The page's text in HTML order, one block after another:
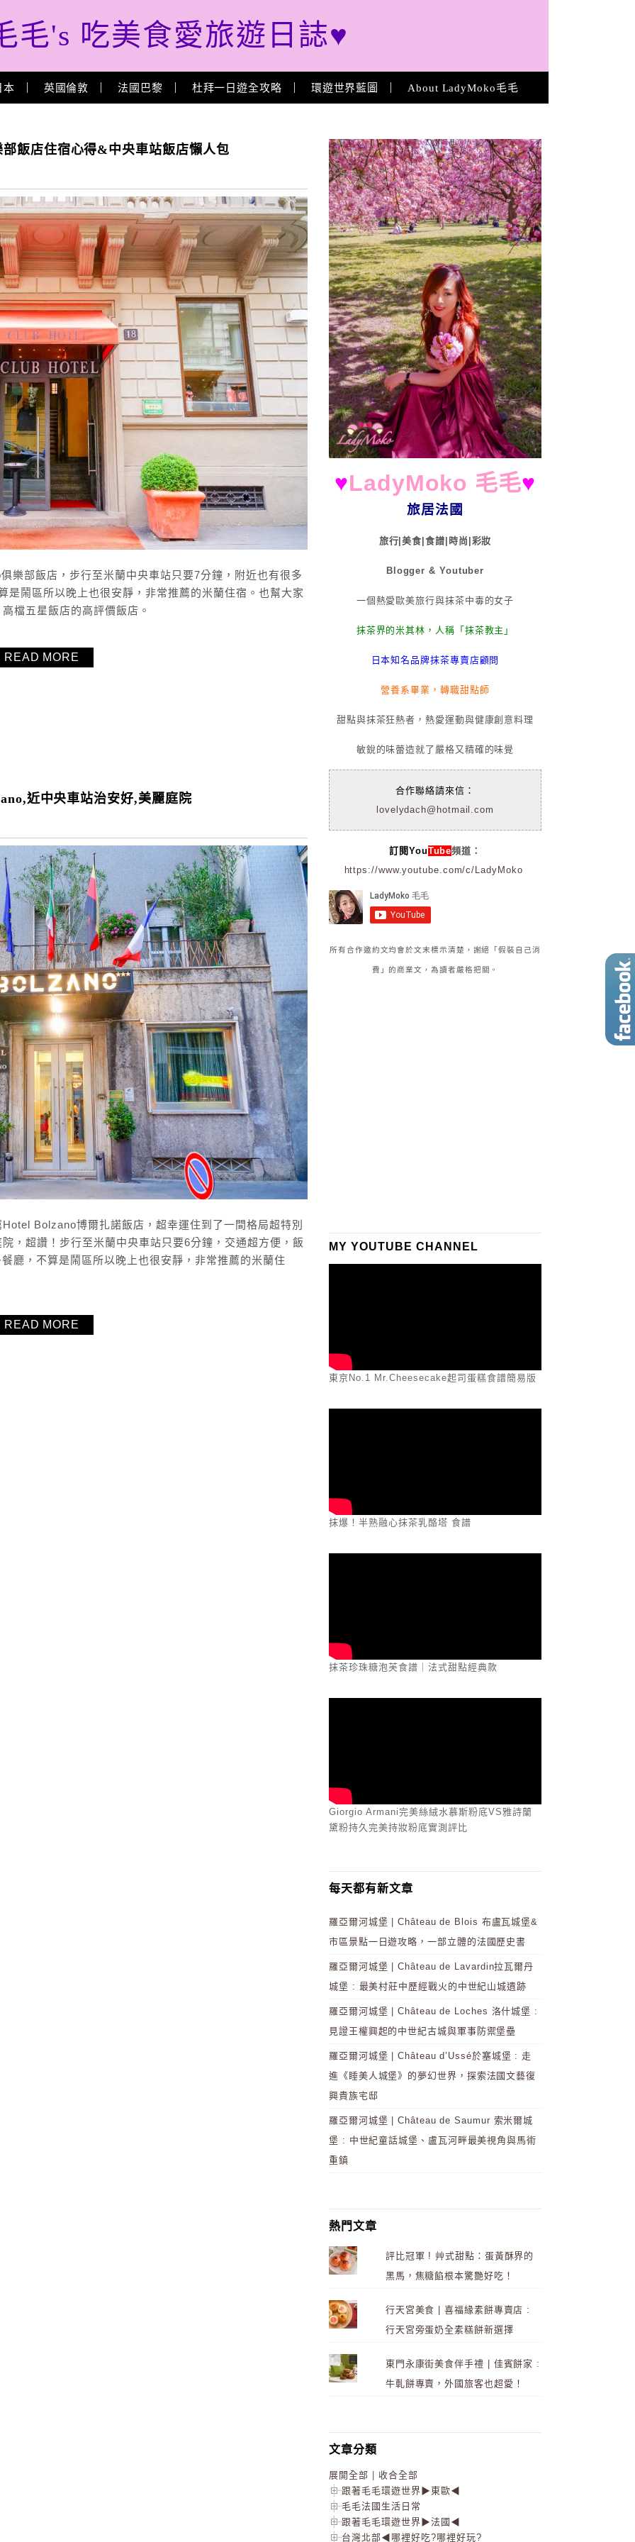
毛's 吃美食愛旅遊日誌♥
本 英國倫敦 法國巴黎 杜拜一日遊全攻略 環遊世界藍圖 About LadyMoko毛毛
飯店住宿心得&中央車站飯店懶人包
樂部飯店，步行至米蘭中央車站只要7分鐘，附近也有很多
是鬧區所以晚上也很安靜，非常推薦的米蘭住宿。也幫大家
檔五星飯店的高評價飯店。
READ MORE
近中央車站治安好,美麗庭院
Bolzano博爾扎諾飯店，超幸運住到了一間格局超特別
，超讚！步行至米蘭中央車站只要6分鐘，交通超方便，飯
廳，不算是鬧區所以晚上也很安靜，非常推薦的米蘭住
READ MORE
About
♥LadyMoko 毛毛♥
旅居法國
旅行|美食|食譜|時尚|彩妝
Blogger & Youtuber
一個熱愛歐美旅行與抹茶中毒的女子
抹茶界的米其林，人稱「抹茶教主」
日本知名品牌抹茶專賣店顧問
營養系畢業，轉職甜點師
甜點與抹茶狂熱者，熱愛運動與健康創意料理
敏銳的味蕾造就了嚴格又精確的味覺
合作聯絡請來信：
lovelydach@hotmail.com
訂閱YouTube頻道：
https://www.youtube.com/c/LadyMoko
所有合作邀約文均會於文末標示清楚，謝絕「假裝自己消
費」的商業文，為讀者嚴格把關。
MY YOUTUBE CHANNEL
東京No.1 Mr.Cheesecake起司蛋糕食譜簡易版
抹爆！半熟融心抹茶乳酪塔 食譜
抹茶珍珠糖泡芙食譜｜法式甜點經典款
Giorgio Armani完美絲絨水慕斯粉底VS雅詩蘭
黛粉持久完美持妝粉底實測評比
每天都有新文章
羅亞爾河城堡 | Château de Blois 布盧瓦城堡&
市區景點一日遊攻略，一部立體的法國歷史書
羅亞爾河城堡 | Château de Lavardin拉瓦爾丹
城堡 : 最美村莊中歷經戰火的中世紀山城遺跡
羅亞爾河城堡 | Château de Loches 洛什城堡 :
見證王權興起的中世紀古城與軍事防禦堡壘
羅亞爾河城堡 | Château d’Ussé於塞城堡 : 走
進《睡美人城堡》的夢幻世界，探索法國文藝復
興貴族宅邸
羅亞爾河城堡 | Château de Saumur 索米爾城
堡 : 中世紀童話城堡、盧瓦河畔最美視角與馬術
重鎮
熱門文章
評比冠軍 ! 艸式甜點：蛋黃酥界的
黑馬，焦糖餡根本驚艷好吃！
行天宮美食 | 喜福緣素餅專賣店 :
行天宮旁蛋奶全素糕餅新選擇
東門永康街美食伴手禮 | 佳賓餅家 :
牛軋餅專賣，外國旅客也超愛！
文章分類
展開全部
收合全部
跟著毛毛環遊世界▶東歐◀
毛毛法國生活日常
跟著毛毛環遊世界▶法國◀
台灣北部◀哪裡好吃?哪裡好玩?